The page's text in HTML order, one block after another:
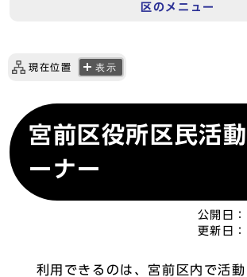
区のメニュー
現在位置 表示
宮前区役所区民活
ーナー
公開日：
更新日：
利用できるのは、宮前区内で活動